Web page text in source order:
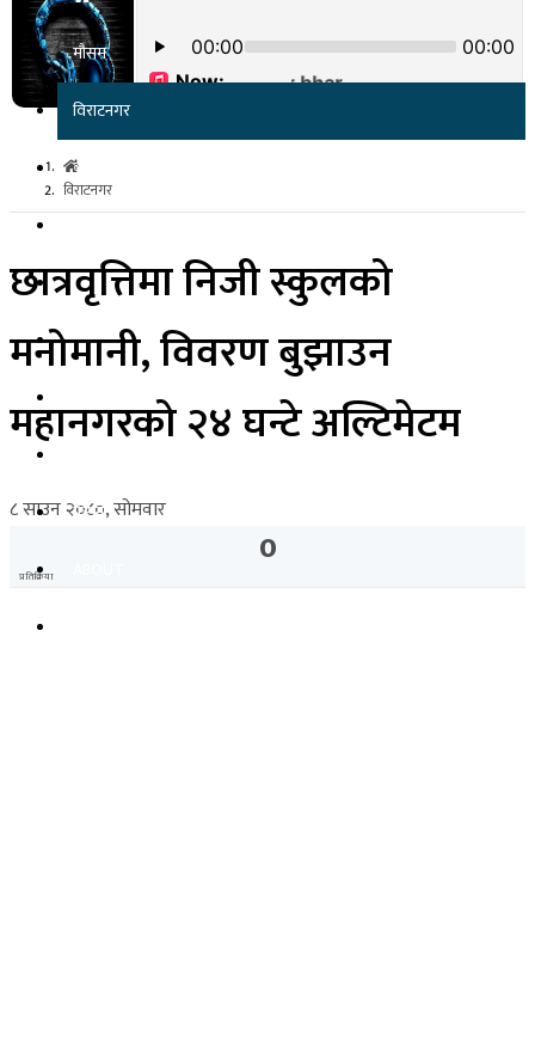
मौसम
विराटनगर
कोशी प्रदेश
शिक्षा
स्वास्थ्य
फेसन
विराटनगर
छात्रवृत्तिमा निजी स्कुलको
मनोमानी, विवरण बुझाउन
महानगरको २४ घन्टे अल्टिमेटम
८ साउन २०८०, सोमवार
0
प्रतिक्रिया